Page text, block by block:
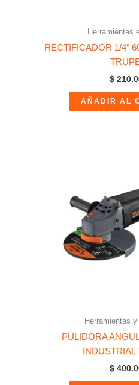
Herramientas
RECTIFICADOR 1/4″
$
AÑADIR AL
Herramientas
PULIDORA
INDUSTRIAL
$